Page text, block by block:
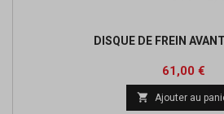
DISQUE DE FREIN
Prix
61,00 €
 Ajouter au